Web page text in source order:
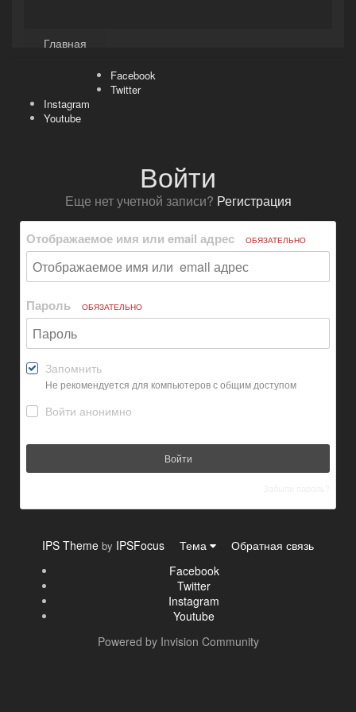
Главная
Facebook
Twitter
Instagram
Youtube
Войти
Еще нет учетной записи? Регистрация
Отображаемое имя или email адрес ОБЯЗАТЕЛЬНО
Пароль ОБЯЗАТЕЛЬНО
Запомнить
Не рекомендуется для компьютеров с общим доступом
Войти анонимно
Войти
IPS Theme by IPSFocus Тема
Обратная связь
Facebook
Twitter
Instagram
Youtube
Powered by Invision Community